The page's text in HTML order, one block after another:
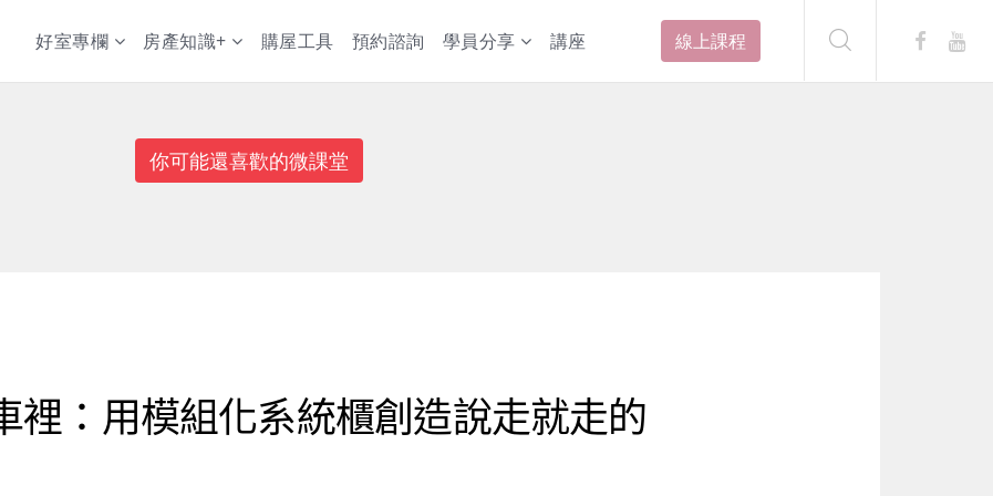
好室專欄 房產知識+ 購屋工具 預約諮詢 學員分享 講座 線上課程
你可能還喜歡的微課堂
裡：用模組化系統櫃創造說走就走的